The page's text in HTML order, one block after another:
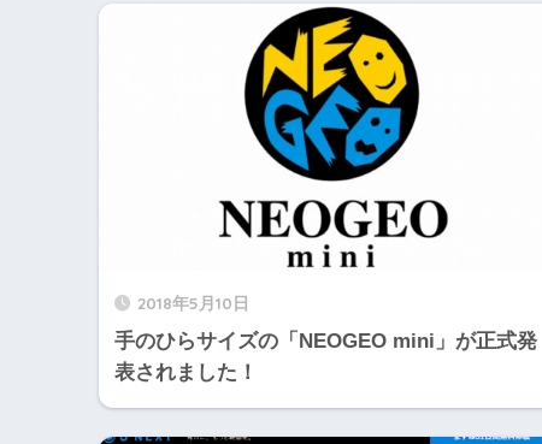
2018年5月10日
手のひらサイズの「NEOGEO mini」が正式発
表されました！